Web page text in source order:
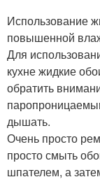
Использование
повышенной
Для
кухне жидкие
обратить
дышать.
Очень просто
просто смыть
шпателем, а